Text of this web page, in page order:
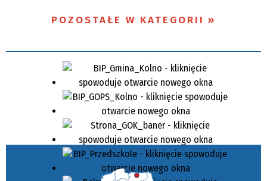
POZOSTAŁE W KATEGORII